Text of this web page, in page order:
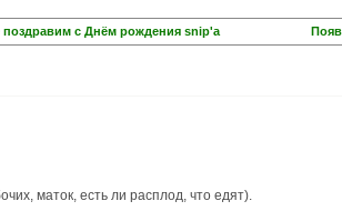
поздравим с Днём рождения snip'а
маток, есть ли расплод, что едят).